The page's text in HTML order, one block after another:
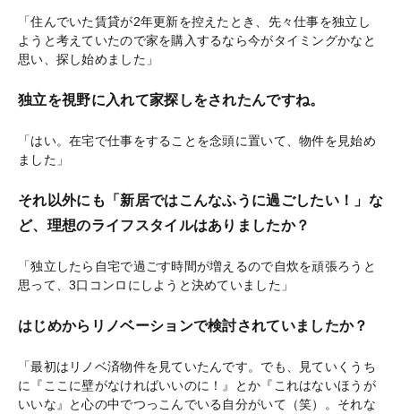
「住んでいた賃貸が2年更新を控えたとき、先々仕事を独立し
ようと考えていたので家を購入するなら今がタイミングかなと
思い、探し始めました」
独立を視野に入れて家探しをされたんですね。
「はい。在宅で仕事をすることを念頭に置いて、物件を見始め
ました」
それ以外にも「新居ではこんなふうに過ごしたい！」な
ど、理想のライフスタイルはありましたか？
「独立したら自宅で過ごす時間が増えるので自炊を頑張ろうと
思って、3口コンロにしようと決めていました」
はじめからリノベーションで検討されていましたか？
「最初はリノベ済物件を見ていたんです。でも、見ていくうち
に『ここに壁がなければいいのに！』とか『これはないほうが
いいな』と心の中でつっこんでいる自分がいて（笑）。それな